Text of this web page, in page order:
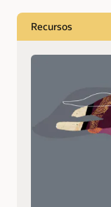
Recursos